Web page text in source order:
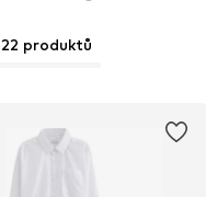
produktů